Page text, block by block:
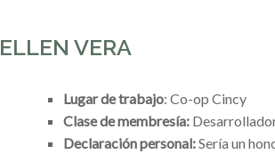
ELLEN VERA
Lugar de trabajo: Co-op Cincy
Clase de membresía:
Declaración personal:Sería un